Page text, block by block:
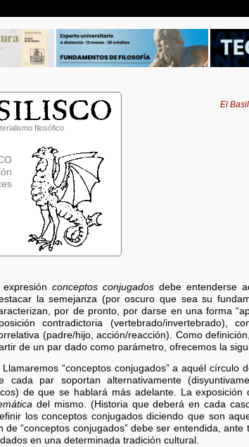
filosófico
El
expresión conceptos conjugadosdebe entenderse
la semejanza (por oscuro que sea su
por de pronto, por darse en una forma
contradictoria (vertebrado/invertebrado),
(padre/hijo, acción/reacción). Como
de un par dado como parámetro, ofrecemos la
Llamaremos “conceptos conjugados” a aquél
cada par soportan alternativamente
de que se hablará más adelante. La
del mismo. (Historia que deberá en cada
los conceptos conjugados diciendo que son
de “conceptos conjugados” debe ser entendida,
en una determinada tradición cultural.